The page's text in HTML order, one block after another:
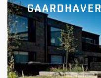
Engdraget